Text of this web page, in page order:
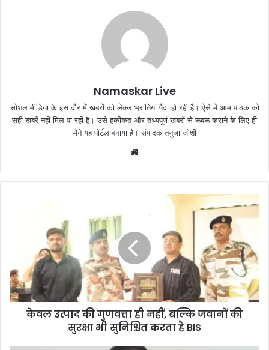
Namaskar Live
सोशल मीडिया के इस दौर में खबरों को लेकर भ्रांतियां पैदा हो रही है। ऐसे में आम पाठक को
सही खबरें नहीं मिल पा रही है। उसे हकीकत और तथ्यपूर्ण खबरों से रूबरू कराने के लिए ही
मैंने यह पोर्टल बनाया है। संपादक तनुजा जोशी
b
e
केवल उत्पाद की गुणवत्ता ही नहीं, बल्कि जवानों की
सुरक्षा भी सुनिश्चित करता है BIS